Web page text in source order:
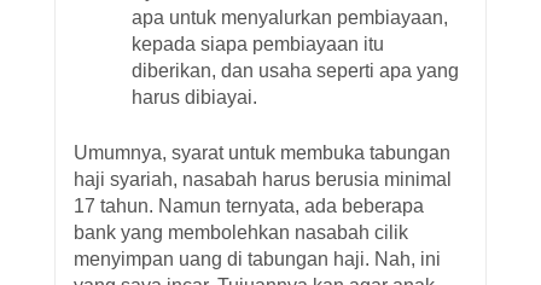
apa untuk menyalurkan pembiayaan,
kepada siapa pembiayaan itu
diberikan, dan usaha seperti apa yang
harus dibiayai.
Umumnya, syarat untuk membuka tabungan
haji syariah, nasabah harus berusia minimal
17 tahun. Namun ternyata, ada beberapa
bank yang membolehkan nasabah cilik
menyimpan uang di tabungan haji. Nah, ini